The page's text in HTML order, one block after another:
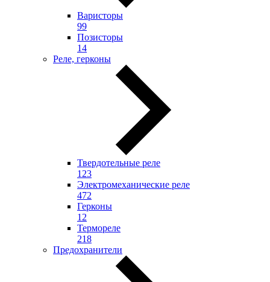
Варисторы
99
Позисторы
14
Реле, герконы
Твердотельные реле
123
Электромеханические реле
472
Герконы
12
Термореле
218
Предохранители